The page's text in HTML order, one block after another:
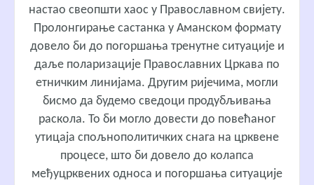
настао свеопшти хаос у Православном свијету.
Пролонгирање састанка у Аманском формату
довело би до погоршања тренутне ситуације и
даље поларизације Православних Цркава по
етничким линијама. Другим ријечима, могли
бисмо да будемо сведоци продубљивања
раскола. То би могло довести до повећаног
утицаја спољнополитичких снага на црквене
процесе, што би довело до колапса
међуцрквених односа и погоршања ситуације